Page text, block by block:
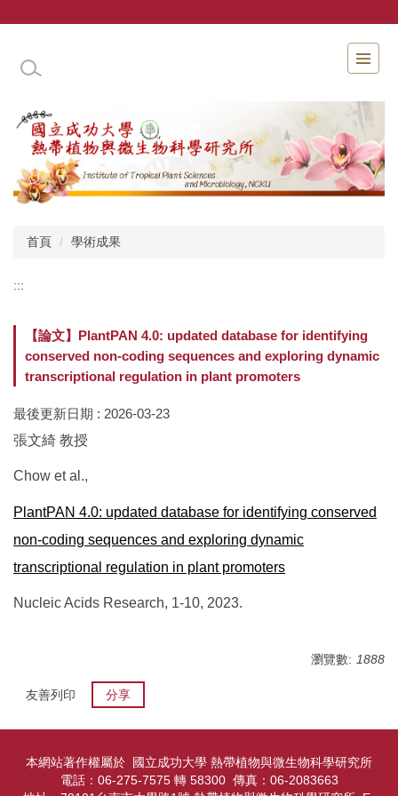
區
首頁 學術成果
:::
【論文】PlantPAN 4.0: updated database for identifying
conserved non-coding sequences and exploring dynamic
transcriptional regulation in plant promoters
最後更新日期 : 2026-03-23
張文綺 教授
Chow et al.,
PlantPAN 4.0: updated database for identifying conserved
non-coding sequences and exploring dynamic
transcriptional regulation in plant promoters
Nucleic Acids Research, 1-10, 2023.
瀏覽數: 1888
友善列印 分享
本網站著作權屬於 國立成功大學 熱帶植物與微生物科學研究所
電話：06-275-7575 轉 58300 傳真：06-2083663